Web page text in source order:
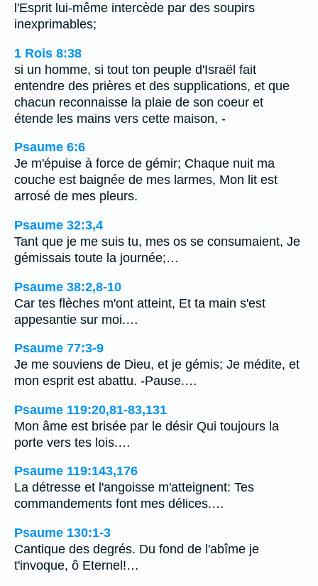
l'Esprit lui-même intercède par des soupirs
inexprimables;
1 Rois 8:38
si un homme, si tout ton peuple d'Israël fait
entendre des prières et des supplications, et que
chacun reconnaisse la plaie de son coeur et
étende les mains vers cette maison, -
Psaume 6:6
Je m'épuise à force de gémir; Chaque nuit ma
couche est baignée de mes larmes, Mon lit est
arrosé de mes pleurs.
Psaume 32:3,4
Tant que je me suis tu, mes os se consumaient, Je
gémissais toute la journée;…
Psaume 38:2,8-10
Car tes flèches m'ont atteint, Et ta main s'est
appesantie sur moi.…
Psaume 77:3-9
Je me souviens de Dieu, et je gémis; Je médite, et
mon esprit est abattu. -Pause.…
Psaume 119:20,81-83,131
Mon âme est brisée par le désir Qui toujours la
porte vers tes lois.…
Psaume 119:143,176
La détresse et l'angoisse m'atteignent: Tes
commandements font mes délices.…
Psaume 130:1-3
Cantique des degrés. Du fond de l'abîme je
t'invoque, ô Eternel!…